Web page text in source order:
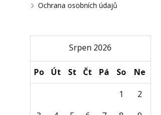
Ochrana osobních údajů
Srpen 2026
Po Út St Čt Pá So
Ne
1
2